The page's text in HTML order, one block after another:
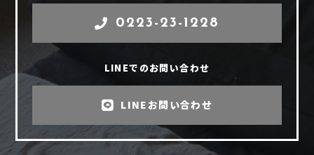
0223-23-1228
LINEでのお問い合わせ
LINEお問い合わせ